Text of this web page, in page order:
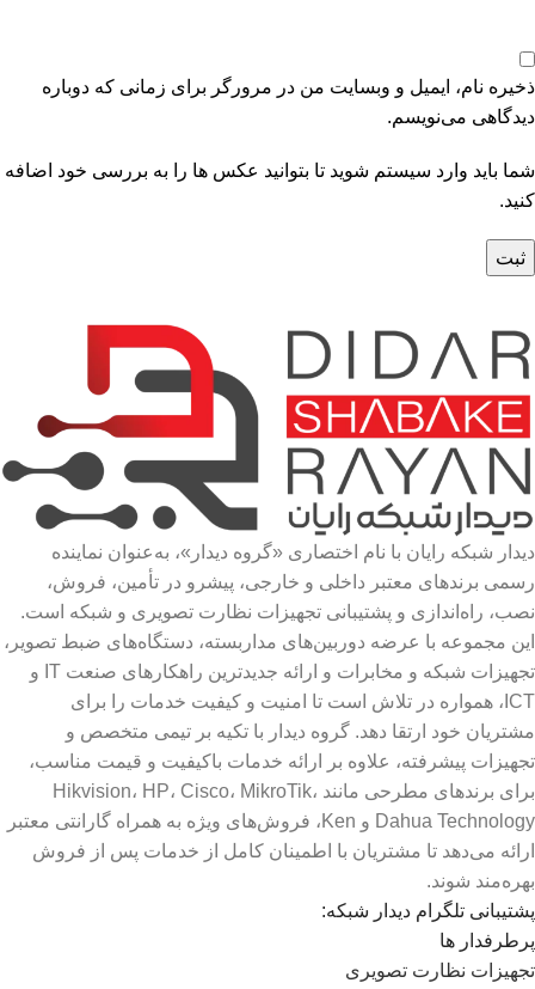
ذخیره نام، ایمیل و وبسایت من در مرورگر برای زمانی که دوباره
دیدگاهی می‌نویسم.
شما باید وارد سیستم شوید تا بتوانید عکس ها را به بررسی خود اضافه
کنید.
دیدار شبکه رایان با نام اختصاری «گروه دیدار»، به‌عنوان نماینده
رسمی برندهای معتبر داخلی و خارجی، پیشرو در تأمین، فروش،
نصب، راه‌اندازی و پشتیبانی تجهیزات نظارت تصویری و شبکه است.
این مجموعه با عرضه دوربین‌های مداربسته، دستگاه‌های ضبط تصویر،
تجهیزات شبکه و مخابرات و ارائه جدیدترین راهکارهای صنعت IT و
ICT، همواره در تلاش است تا امنیت و کیفیت خدمات را برای
مشتریان خود ارتقا دهد. گروه دیدار با تکیه بر تیمی متخصص و
تجهیزات پیشرفته، علاوه بر ارائه خدمات باکیفیت و قیمت مناسب،
برای برندهای مطرحی مانند Hikvision، HP، Cisco، MikroTik،
Dahua Technology و Ken، فروش‌های ویژه به همراه گارانتی معتبر
ارائه می‌دهد تا مشتریان با اطمینان کامل از خدمات پس از فروش
بهره‌مند شوند.
پشتیبانی تلگرام دیدار شبکه:
پرطرفدار ها
تجهیزات نظارت تصویری